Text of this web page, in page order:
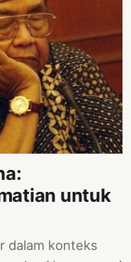
untuk
dalam konteks